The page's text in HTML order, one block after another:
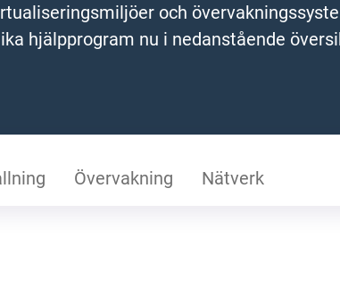
och
hjälpprogram nu i nedanstående
Övervakning Nätverk